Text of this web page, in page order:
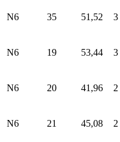
N6 35 51,52 3
N6 19 53,44 3
N6 20 41,96 2
N6 21 45,08 2